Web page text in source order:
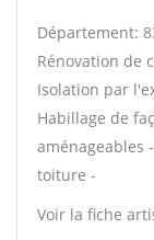
Département:
Rénovation de
Isolation par
Habillage de
aménageables
toiture -
Voir la fiche